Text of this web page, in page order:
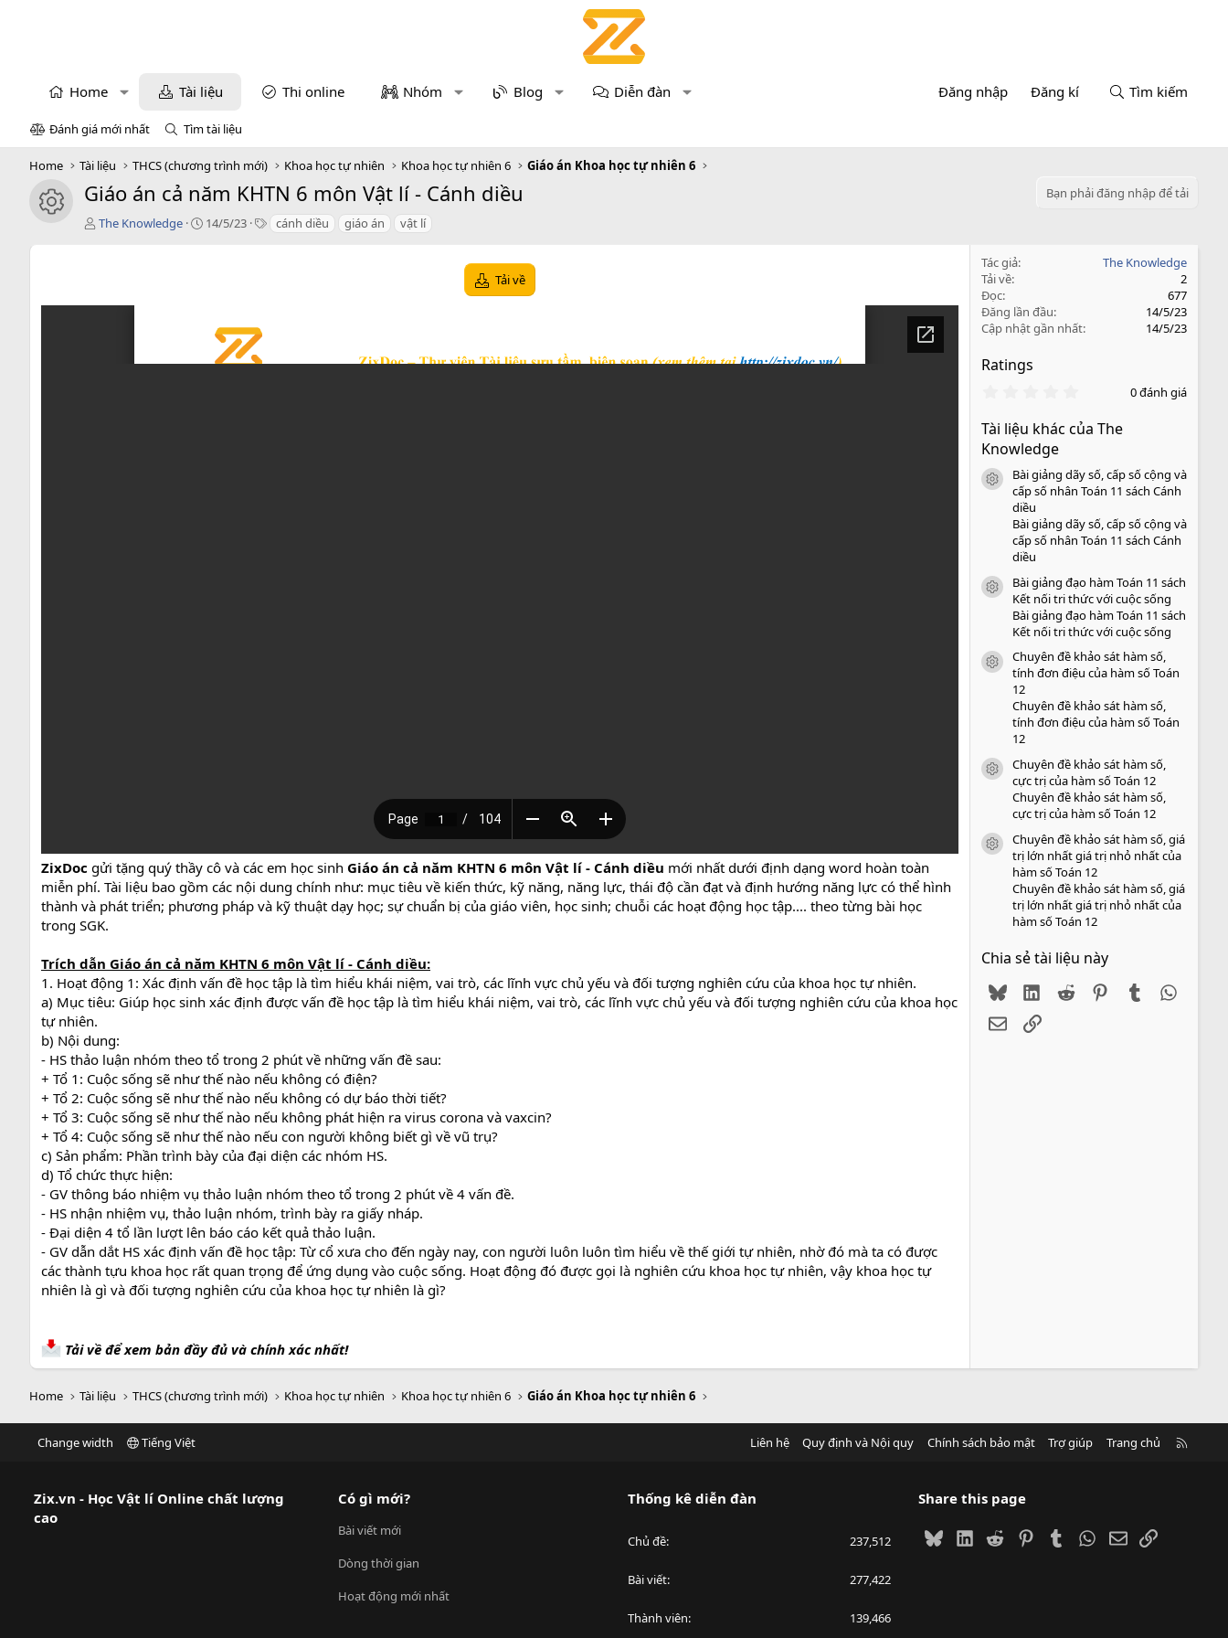
Home Tài liệu Thi online Nhóm Blog Diễn đàn Đăng nhập Đăng kí Tìm kiếm
Đánh giá mới nhất Tìm tài liệu
Home Tài liệu THCS (chương trình mới) Khoa học tự nhiên Khoa học tự nhiên 6 Giáo án Khoa học tự nhiên 6
icon tài liệu
Giáo án cả năm KHTN 6 môn Vật lí - Cánh diều
Bạn phải đăng nhập để tải
T
ả
The Knowledge
C14/5/23
T cánh diều giáo án vật lí
Tải về
ZixDoc gửi tặng quý thầy cô và các em học sinh Giáo án cả năm KHTN 6 môn Vật lí - Cánh diều mới nhất dưới định dạng word hoàn toàn
miễn phí. Tài liệu bao gồm các nội dung chính như: mục tiêu về kiến thức, kỹ năng, năng lực, thái độ cần đạt và định hướng năng lực có thể hình
thành và phát triển; phương pháp và kỹ thuật dạy học; sự chuẩn bị của giáo viên, học sinh; chuỗi các hoạt động học tập.... theo từng bài học
trong SGK.
Trích dẫn Giáo án cả năm KHTN 6 môn Vật lí - Cánh diều:
1. Hoạt động 1: Xác định vấn đề học tập là tìm hiểu khái niệm, vai trò, các lĩnh vực chủ yếu và đối tượng nghiên cứu của khoa học tự nhiên.
a) Mục tiêu: Giúp học sinh xác định được vấn đề học tập là tìm hiểu khái niệm, vai trò, các lĩnh vực chủ yếu và đối tượng nghiên cứu của khoa học
tự nhiên.
b) Nội dung:
- HS thảo luận nhóm theo tổ trong 2 phút về những vấn đề sau:
+ Tổ 1: Cuộc sống sẽ như thế nào nếu không có điện?
+ Tổ 2: Cuộc sống sẽ như thế nào nếu không có dự báo thời tiết?
+ Tổ 3: Cuộc sống sẽ như thế nào nếu không phát hiện ra virus corona và vaxcin?
+ Tổ 4: Cuộc sống sẽ như thế nào nếu con người không biết gì về vũ trụ?
c) Sản phẩm: Phần trình bày của đại diện các nhóm HS.
d) Tổ chức thực hiện:
- GV thông báo nhiệm vụ thảo luận nhóm theo tổ trong 2 phút về 4 vấn đề.
- HS nhận nhiệm vụ, thảo luận nhóm, trình bày ra giấy nháp.
- Đại diện 4 tổ lần lượt lên báo cáo kết quả thảo luận.
- GV dẫn dắt HS xác định vấn đề học tập: Từ cổ xưa cho đến ngày nay, con người luôn luôn tìm hiểu về thế giới tự nhiên, nhờ đó mà ta có được
các thành tựu khoa học rất quan trọng để ứng dụng vào cuộc sống. Hoạt động đó được gọi là nghiên cứu khoa học tự nhiên, vậy khoa học tự
nhiên là gì và đối tượng nghiên cứu của khoa học tự nhiên là gì?
Tải về để xem bản đầy đủ và chính xác nhất!
Tác giả
The Knowledge
Tải về
2
Đọc
677
Đăng lần đầu
14/5/23
Cập nhật gần nhất
14/5/23
Ratings
0
0
o
0 đánh giá
Tài liệu khác của The
Knowledge
icon tài liệu
Bài giảng dãy số, cấp số cộng và
cấp số nhân Toán 11 sách Cánh
diều
Bài giảng dãy số, cấp số cộng và
cấp số nhân Toán 11 sách Cánh
diều
icon tài liệu
Bài giảng đạo hàm Toán 11 sách
Kết nối tri thức với cuộc sống
Bài giảng đạo hàm Toán 11 sách
Kết nối tri thức với cuộc sống
icon tài liệu
Chuyên đề khảo sát hàm số,
tính đơn điệu của hàm số Toán
12
Chuyên đề khảo sát hàm số,
tính đơn điệu của hàm số Toán
12
icon tài liệu
Chuyên đề khảo sát hàm số,
cực trị của hàm số Toán 12
Chuyên đề khảo sát hàm số,
cực trị của hàm số Toán 12
icon tài liệu
Chuyên đề khảo sát hàm số, giá
trị lớn nhất giá trị nhỏ nhất của
hàm số Toán 12
Chuyên đề khảo sát hàm số, giá
trị lớn nhất giá trị nhỏ nhất của
hàm số Toán 12
Chia sẻ tài liệu này
BlueskyLinkedIn
Reddit PinterestTumblr
EmailLink
Home Tài liệu THCS (chương trình mới) Khoa học tự nhiên Khoa học tự nhiên 6 Giáo án Khoa học tự nhiên 6
Change width Tiếng Việt Liên hệ Quy định và Nội quy Chính sách bảo mật Trợ giúp Trang chủ
Zix.vn - Học Vật lí Online chất lượng
cao
Có gì mới?
Bài viết mới
Dòng thời gian
Hoạt động mới nhất
Thống kê diễn đàn
Chủ đề 237,512
Bài viết 277,422
Thành viên 139,466
Share this page
BlueskyLinkedIn
Reddit PinterestTumblrWhatsApp
EmailLink